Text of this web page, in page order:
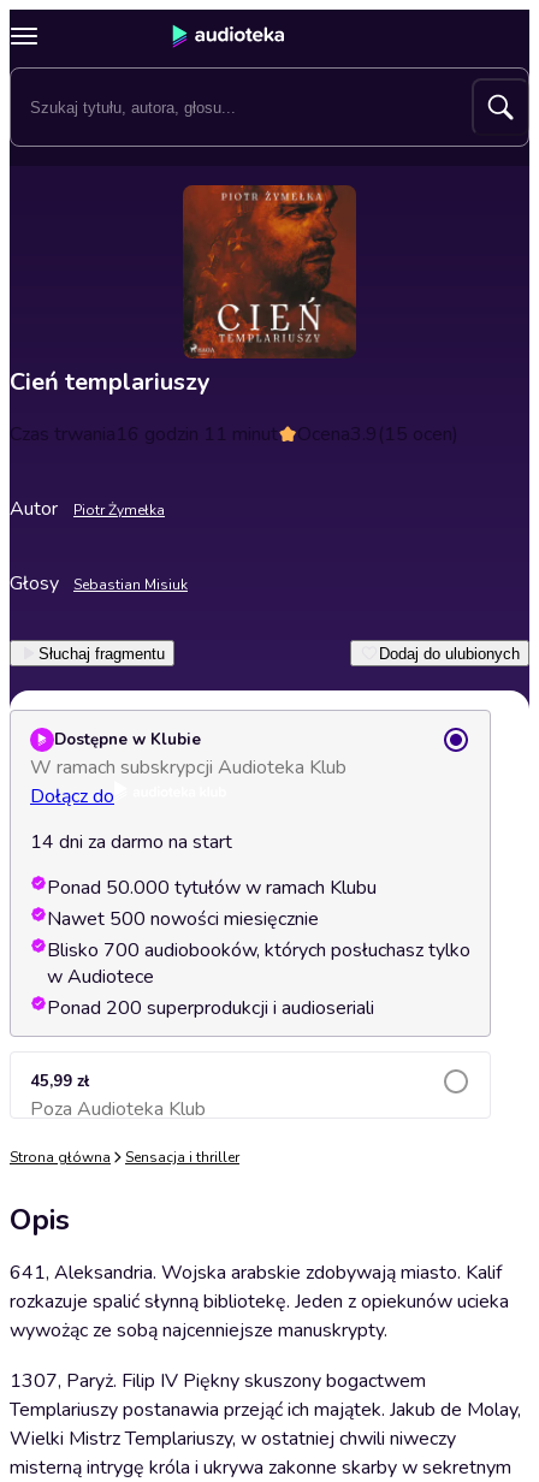
Cień templariuszy
Czas trwania16 godzin 11 minut Ocena3.9(15 ocen)
Autor Piotr Żymełka
Głosy Sebastian Misiuk
Słuchaj fragmentu Dodaj do ulubionych
Dostępne w Klubie
W ramach subskrypcji Audioteka Klub
Dołącz do
14 dni za darmo na start
Ponad 50.000 tytułów w ramach Klubu
Nawet 500 nowości miesięcznie
Blisko 700 audiobooków, których posłuchasz tylko
w Audiotece
Ponad 200 superprodukcji i audioseriali
45,99 zł
Poza Audioteka KlubDodaj do koszyka
Strona główna Sensacja i thriller
Opis
641, Aleksandria. Wojska arabskie zdobywają miasto. Kalif
rozkazuje spalić słynną bibliotekę. Jeden z opiekunów ucieka
wywożąc ze sobą najcenniejsze manuskrypty.
1307, Paryż. Filip IV Piękny skuszony bogactwem
Templariuszy postanawia przejąć ich majątek. Jakub de Molay,
Wielki Mistrz Templariuszy, w ostatniej chwili niweczy
misterną intrygę króla i ukrywa zakonne skarby w sekretnym